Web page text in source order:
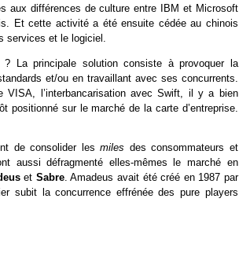
aux différences de culture entre IBM et Microsoft
Et cette activité a été ensuite cédée au chinois
services et le logiciel.
La principale solution consiste à provoquer la
et/ou en travaillant avec ses concurrents.
l’interbancarisation avec Swift, il y a bien
sur le marché de la carte d’entreprise.
de consolider lesmiles des consommateurs et
aussi défragmenté elles-mêmes le marché en
et Sabre. Amadeus avait été créé en 1987 par
subit la concurrence effrénée des pure players